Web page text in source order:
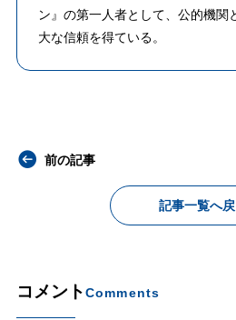
ン』の第一人者として、公的機関
大な信頼を得ている。
前の記事
記事一覧へ
コメントComments